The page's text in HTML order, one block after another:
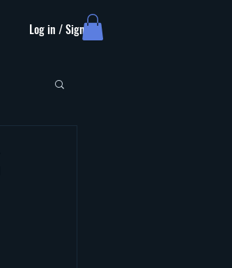
Log in / Sign up